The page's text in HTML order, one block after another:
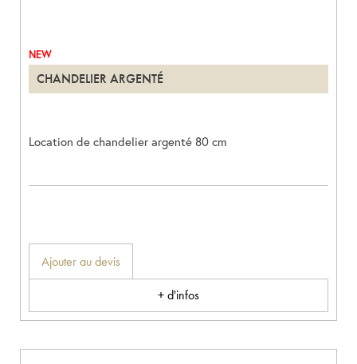
NEW
CHANDELIER ARGENTÉ
Location de chandelier argenté 80 cm
Ajouter au devis
+ d'infos